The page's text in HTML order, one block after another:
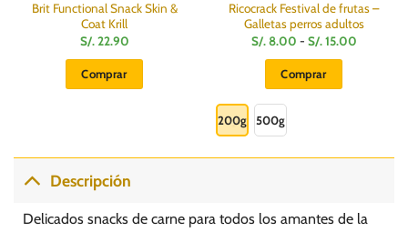
Brit Functional Snack Skin &
Coat Krill
S/.22.90
Comprar
Ricocrack Festival de frutas –
Galletas perros adultos
S/.8.00 - S/.15.00Rango
Comprar
múltiples
opciones
200g 500g
Descripción
Delicados snacks de carne para todos los amantes de la